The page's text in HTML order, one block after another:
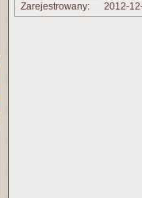
Zarejestrowany: 2012-